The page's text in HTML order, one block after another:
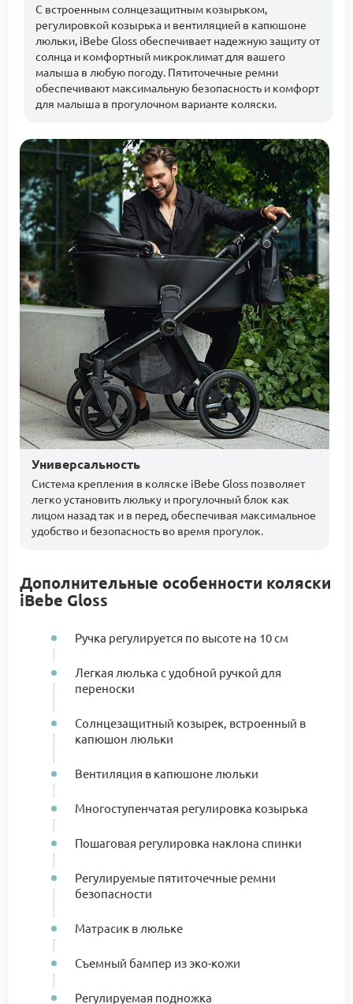
С встроенным солнцезащитным козырьком,
регулировкой козырька и вентиляцией в капюшоне
люльки, iBebe Gloss обеспечивает надежную защиту от
солнца и комфортный микроклимат для вашего
малыша в любую погоду. Пятиточечные ремни
обеспечивают максимальную безопасность и комфорт
для малыша в прогулочном варианте коляски.
Универсальность
Система крепления в коляске iBebe Gloss позволяет
легко установить люльку и прогулочный блок как
лицом назад так и в перед, обеспечивая максимальное
удобство и безопасность во время прогулок.
Дополнительные особенности коляски
iBebe Gloss
Ручка регулируется по высоте на 10 см
Легкая люлька с удобной ручкой для
переноски
Солнцезащитный козырек, встроенный в
капюшон люльки
Вентиляция в капюшоне люльки
Многоступенчатая регулировка козырька
Пошаговая регулировка наклона спинки
Регулируемые пятиточечные ремни
безопасности
Матрасик в люльке
Съемный бампер из эко-кожи
Регулируемая подножка